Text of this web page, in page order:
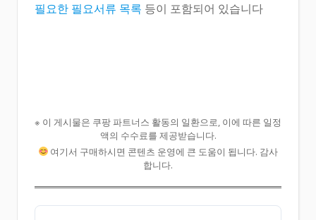
필요한 필요서류 목록 등이 포함되어 있습니다
※ 이 게시물은 쿠팡 파트너스 활동의 일환으로, 이에 따른 일정
액의 수수료를 제공받습니다.
여기서 구매하시면 콘텐츠 운영에 큰 도움이 됩니다. 감사
합니다.